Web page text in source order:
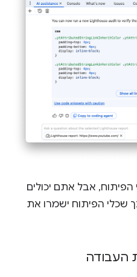
הפיתוח, אבל אתם יכולים
שכלי הפיתוח ישמרו את
העבודה